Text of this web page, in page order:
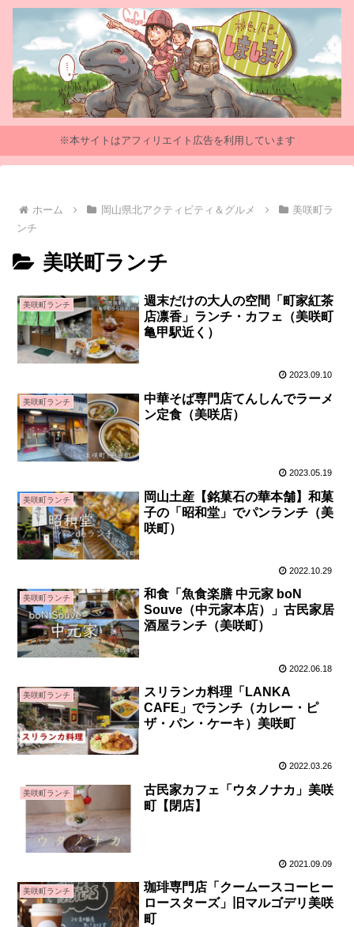
※本サイトはアフィリエイト広告を利用しています
ホーム 岡山県北アクティビティ＆グルメ
美咲町ラ
ンチ
美咲町ランチ
美咲町ランチ
週末だけの大人の空間「町家紅茶
店凛香」ランチ・カフェ（美咲町
亀甲駅近く）
2023.09.10
美咲町ランチ
中華そば専門店てんしんでラーメ
ン定食（美咲店）
2023.05.19
美咲町ランチ
岡山土産【銘菓石の華本舗】和菓
子の「昭和堂」でパンランチ（美
咲町）
2022.10.29
美咲町ランチ
和食「魚食楽膳 中元家 boN
Souve（中元家本店）」古民家居
酒屋ランチ（美咲町）
2022.06.18
美咲町ランチ
スリランカ料理「LANKA
CAFE」でランチ（カレー・ピ
ザ・パン・ケーキ）美咲町
2022.03.26
美咲町ランチ
古民家カフェ「ウタノナカ」美咲
町【閉店】
2021.09.09
美咲町ランチ
珈琲専門店「クームースコーヒー
ロースターズ」旧マルゴデリ美咲
町